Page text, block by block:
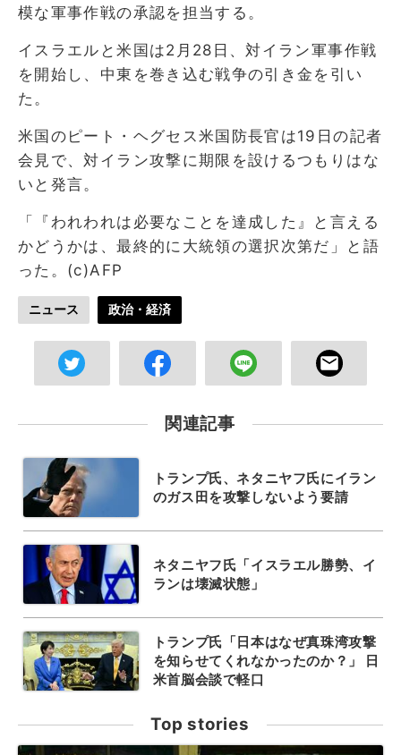
模な軍事作戦の承認を担当する。
イスラエルと米国は2月28日、対イラン軍事作戦
を開始し、中東を巻き込む戦争の引き金を引い
た。
米国のピート・ヘグセス米国防長官は19日の記者
会見で、対イラン攻撃に期限を設けるつもりはな
いと発言。
「『われわれは必要なことを達成した』と言える
かどうかは、最終的に大統領の選択次第だ」と語
った。(c)AFP
ニュース 政治・経済
関連記事
トランプ氏、ネタニヤフ氏にイラン
のガス田を攻撃しないよう要請
ネタニヤフ氏「イスラエル勝勢、イ
ランは壊滅状態」
トランプ氏「日本はなぜ真珠湾攻撃
を知らせてくれなかったのか？」 日
米首脳会談で軽口
Top stories